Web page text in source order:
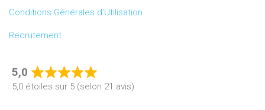
Conditions Générales d’Utilisation
Recrutement
5,0
Rated
5,0
5,0 étoiles sur 5 (selon 21 avis)